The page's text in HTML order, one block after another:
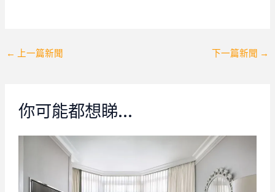
Post
← 上一篇新聞 下一篇新聞 →
你可能都想睇…